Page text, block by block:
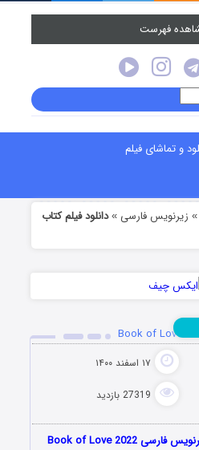
فهرست
و تماشای فیلم
» زیرنویس فارسی »دانلود فیلم کتاب
۱۷ اسفند ۱۴۰۰
27319 بازدید
دانلود فیلم کتاب عشق با زیرنویس فارسی Book of Love 2022